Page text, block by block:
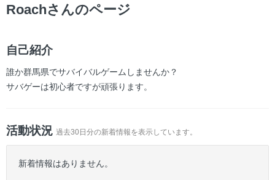
Roachさんのページ
自己紹介
誰か群馬県でサバイバルゲームしませんか？
サバゲーは初心者ですが頑張ります。
活動状況 過去30日分の新着情報を表示しています。
新着情報はありません。